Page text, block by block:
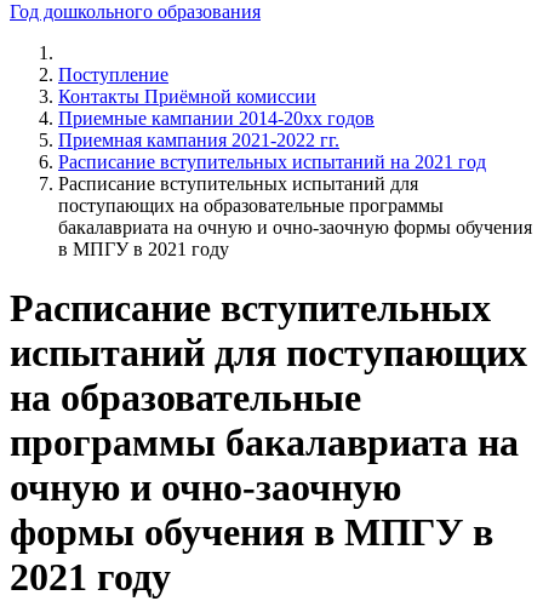
Год дошкольного образования
Поступление
Контакты Приёмной комиссии
Приемные кампании 2014-20xx годов
Приемная кампания 2021-2022 гг.
Расписание вступительных испытаний на 2021 год
Расписание вступительных испытаний для
поступающих на образовательные программы
бакалавриата на очную и очно-заочную формы обучения
в МПГУ в 2021 году
Расписание вступительных
испытаний для поступающих
на образовательные
программы бакалавриата на
очную и очно-заочную
формы обучения в МПГУ в
2021 году